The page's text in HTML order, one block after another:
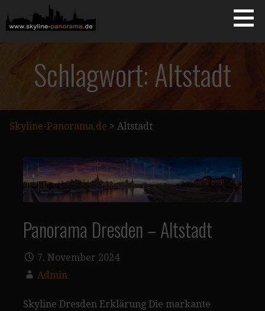
Inhalt
springen
SKYLINE-PANORAMA.DE
Schlagwort: Altstadt
Skyline-Panorama.de > Altstadt
Panorama Dresden – Altstadt
7. November 2024
Admin
Skyline Dresden Erklärung Die markante